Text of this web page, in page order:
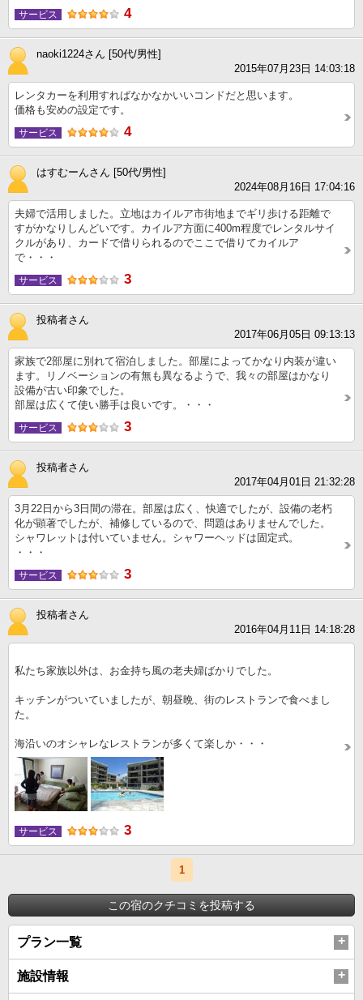
サービス 4
naoki1224さん [50代/男性]
2015年07月23日 14:03:18
レンタカーを利用すればなかなかいいコンドだと思います。
価格も安めの設定です。
サービス 4
はすむーんさん [50代/男性]
2024年08月16日 17:04:16
夫婦で活用しました。立地はカイルア市街地までギリ歩ける距離で
すがかなりしんどいです。カイルア方面に400m程度でレンタルサイ
クルがあり、カードで借りられるのでここで借りてカイルア
で・・・
サービス 3
投稿者さん
2017年06月05日 09:13:13
家族で2部屋に別れて宿泊しました。部屋によってかなり内装が違い
ます。リノベーションの有無も異なるようで、我々の部屋はかなり
設備が古い印象でした。
部屋は広くて使い勝手は良いです。・・・
サービス 3
投稿者さん
2017年04月01日 21:32:28
3月22日から3日間の滞在。部屋は広く、快適でしたが、設備の老朽
化が顕著でしたが、補修しているので、問題はありませんでした。
シャワレットは付いていません。シャワーヘッドは固定式。
・・・
サービス 3
投稿者さん
2016年04月11日 14:18:28
私たち家族以外は、お金持ち風の老夫婦ばかりでした。
キッチンがついていましたが、朝昼晩、街のレストランで食べまし
た。
海沿いのオシャレなレストランが多くて楽しか・・・
サービス 3
1
この宿のクチコミを投稿する
プラン一覧
施設情報